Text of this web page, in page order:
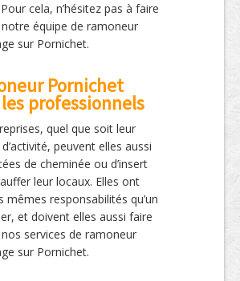
cela, n’hésitez pas à faire
équipe de ramoneur
sur Pornichet.
Pornichet
professionnels
quel que soit leur
peuvent elles aussi
de cheminée ou d’insert
leur locaux. Elles ont
mêmes responsabilités qu’un
et doivent elles aussi faire
services de ramoneur
sur Pornichet.